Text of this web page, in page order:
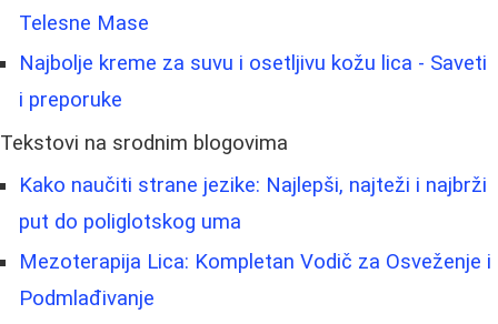
Telesne Mase
Najbolje kreme za suvu i osetljivu kožu lica - Saveti
i preporuke
Tekstovi na srodnim blogovima
Kako naučiti strane jezike: Najlepši, najteži i najbrži
put do poliglotskog uma
Mezoterapija Lica: Kompletan Vodič za Osveženje i
Podmlađivanje